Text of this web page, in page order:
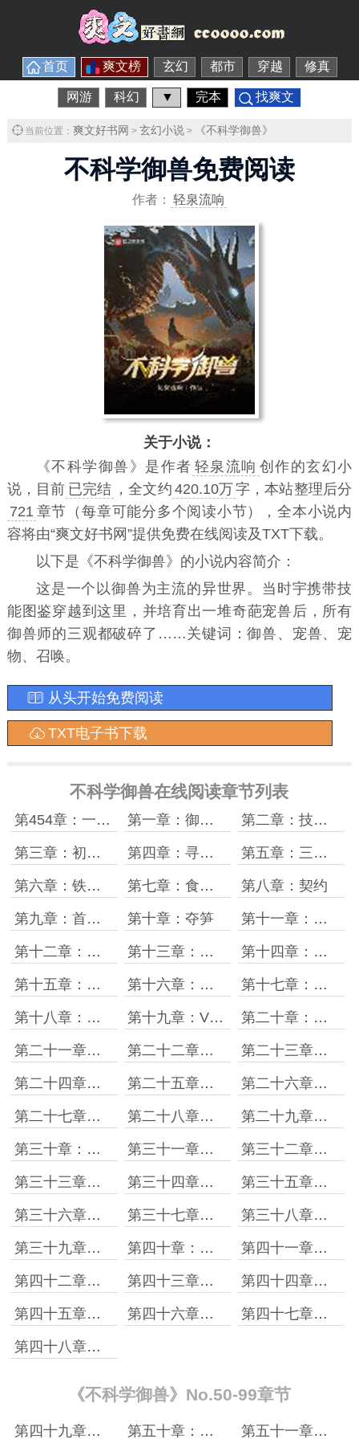
首页 爽文榜 玄幻 都市 穿越 修真
网游 科幻 ▼ 完本 找爽文
当前位置： 爽文好书网 > 玄幻小说> 《不科学御兽》
不科学御兽免费阅读
作者： 轻泉流响
关于小说：
《不科学御兽 》是作者 轻泉流响 创作的玄幻小
说，目前 已完结 ，全文约 420.10万字，本站整理后分
721 章节（每章可能分多个阅读小节），全本小说内
容将由“爽文好书网”提供免费在线阅读及TXT下载。
以下是《不科学御兽》的小说内容简介：
这是一个以御兽为主流的异世界。当时宇携带技
能图鉴穿越到这里，并培育出一堆奇葩宠兽后，所有
御兽师的三观都破碎了……关键词：御兽、宠兽、宠
物、召唤。
从头开始免费阅读
TXT电子书下载
不科学御兽在线阅读章节列表
第454章：一直融合一直爽 第一章：御兽时代 第二章：技能图鉴
第三章：初始宠兽规划 第四章：寻找目标 第五章：三个技能
第六章：铁竹饲养基地 第七章：食铁兽永不为奴 第八章：契约
第九章：首次战斗 第十章：夺笋 第十一章：赚钱方法
第十二章：捕虫少年 第十三章：从入门到入土 第十四章：训练与成长
第十五章：职业分支 第十六章：精通级 第十七章：实战
第十八章：食铁兽与人和善 第十九章：VS冰甲兽 第二十章：御兽师协会
第二十一章：清除土行鼠 第二十二章：超视力 第二十三章：竹石武馆
第二十四章：不正常组合 第二十五章：职业考核 第二十六章：兽潮
第二十七章：聆听历史之音 第二十八章：冰原市震动 第二十九章：社区送温暖
第三十章：来自天赋的背刺 第三十一章：加入组织 第三十二章：三种进化路线
第三十三章：打破常规 第三十四章：遗迹开启 第三十五章：决定
第三十六章：历练 第三十七章：奇怪的生物 第三十八章：进入天邙山
第三十九章：野猪杀手 第四十章：暂时第一 第四十一章：食铁兽的雷系培育路线
第四十二章：电气矿 第四十三章：复制倍化 第四十四章：技能图鉴不要也罢
第四十五章：历练结束 第四十六章：购买补品 第四十七章：第一个高阶技能
第四十八章：一直氪金一直爽
《不科学御兽》No.50-99章节
第四十九章：登门竹石武馆 第五十章：雷掌之威 第五十一章：奥义